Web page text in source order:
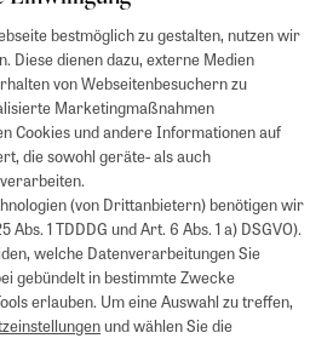
bestmöglich zu gestalten, nutzen wir
Diese dienen dazu, externe Medien
von Webseitenbesuchern zu
Marketingmaßnahmen
Cookies und andere Informationen auf
die sowohl geräte- als auch
(von Drittanbietern) benötigen wir
1 TDDDG und Art. 6 Abs. 1 a) DSGVO).
welche Datenverarbeitungen Sie
gebündelt in bestimmte Zwecke
erlauben. Um eine Auswahl zu treffen,
und wählen Sie die